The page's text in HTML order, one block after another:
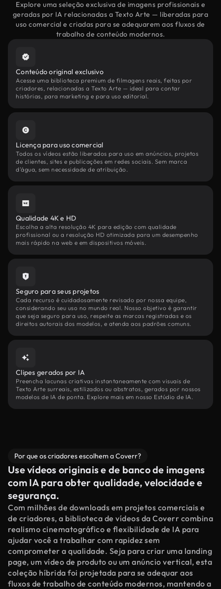
Explore uma seleção exclusiva de imagens profissionais e
geradas por IA relacionadas a Texto Arte — liberadas para
uso comercial e criadas para se adequarem aos fluxos de
trabalho de conteúdo modernos.
Conteúdo original exclusivo
Acesse uma biblioteca premium de filmagens reais, feitas por
criadores, relacionadas a Texto Arte — ideal para contar
histórias, para marketing e para uso editorial.
Licença para uso comercial
Todos os vídeos estão liberados para uso em anúncios, projetos
de clientes, sites e publicações em redes sociais. Sem marca
d'água, sem necessidade de atribuição.
Qualidade 4K e HD
Escolha a alta resolução 4K para edição com qualidade
profissional ou a resolução HD otimizada para um desempenho
mais rápido na web e em dispositivos móveis.
Seguro para seus projetos
Cada recurso é cuidadosamente revisado por nossa equipe,
considerando seu uso no mundo real. Nosso objetivo é garantir
que seja seguro para uso, respeite as marcas registradas e os
direitos autorais dos modelos, e atenda aos padrões comuns.
Clipes gerados por IA
Preencha lacunas criativas instantaneamente com visuais de
Texto Arte surreais, estilizados ou abstratos, gerados por nossos
modelos de IA de ponta. Explore mais em nosso Estúdio de IA.
Por que os criadores escolhem a Coverr?
Use vídeos originais e de banco de imagens
com IA para obter qualidade, velocidade e
segurança.
Com milhões de downloads em projetos comerciais e
de criadores, a biblioteca de vídeos da Coverr combina
realismo cinematográfico e flexibilidade de IA para
ajudar você a trabalhar com rapidez sem
comprometer a qualidade. Seja para criar uma landing
page, um vídeo de produto ou um anúncio vertical, esta
coleção híbrida foi projetada para se adequar aos
fluxos de trabalho de conteúdo modernos, mantendo a